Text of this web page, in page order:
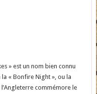
» est un nom bien connu
« Bonfire Night », ou la
l’Angleterre commémore le